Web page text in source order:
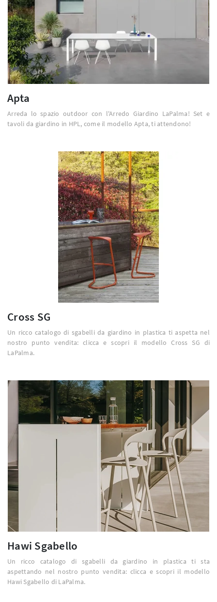
Apta
Arreda lo spazio outdoor con l'Arredo Giardino LaPalma! Set e
tavoli da giardino in HPL, come il modello Apta, ti attendono!
Cross SG
Un ricco catalogo di sgabelli da giardino in plastica ti aspetta nel
nostro punto vendita: clicca e scopri il modello Cross SG di
LaPalma.
Hawi Sgabello
Un ricco catalogo di sgabelli da giardino in plastica ti sta
aspettando nel nostro punto vendita: clicca e scopri il modello
Hawi Sgabello di LaPalma.